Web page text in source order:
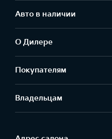
Авто в наличии
О Дилере
Покупателям
Владельцам